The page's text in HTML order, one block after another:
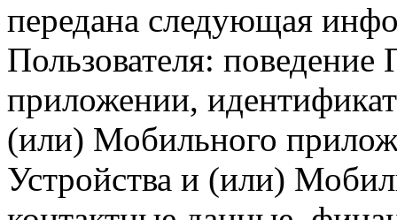
передана следующая
Пользователя:
приложении,
(или) Мобильного
Устройства и (или)